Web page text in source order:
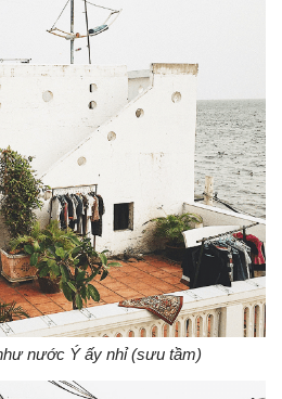
nước Ý ấy nhỉ (sưu tầm)